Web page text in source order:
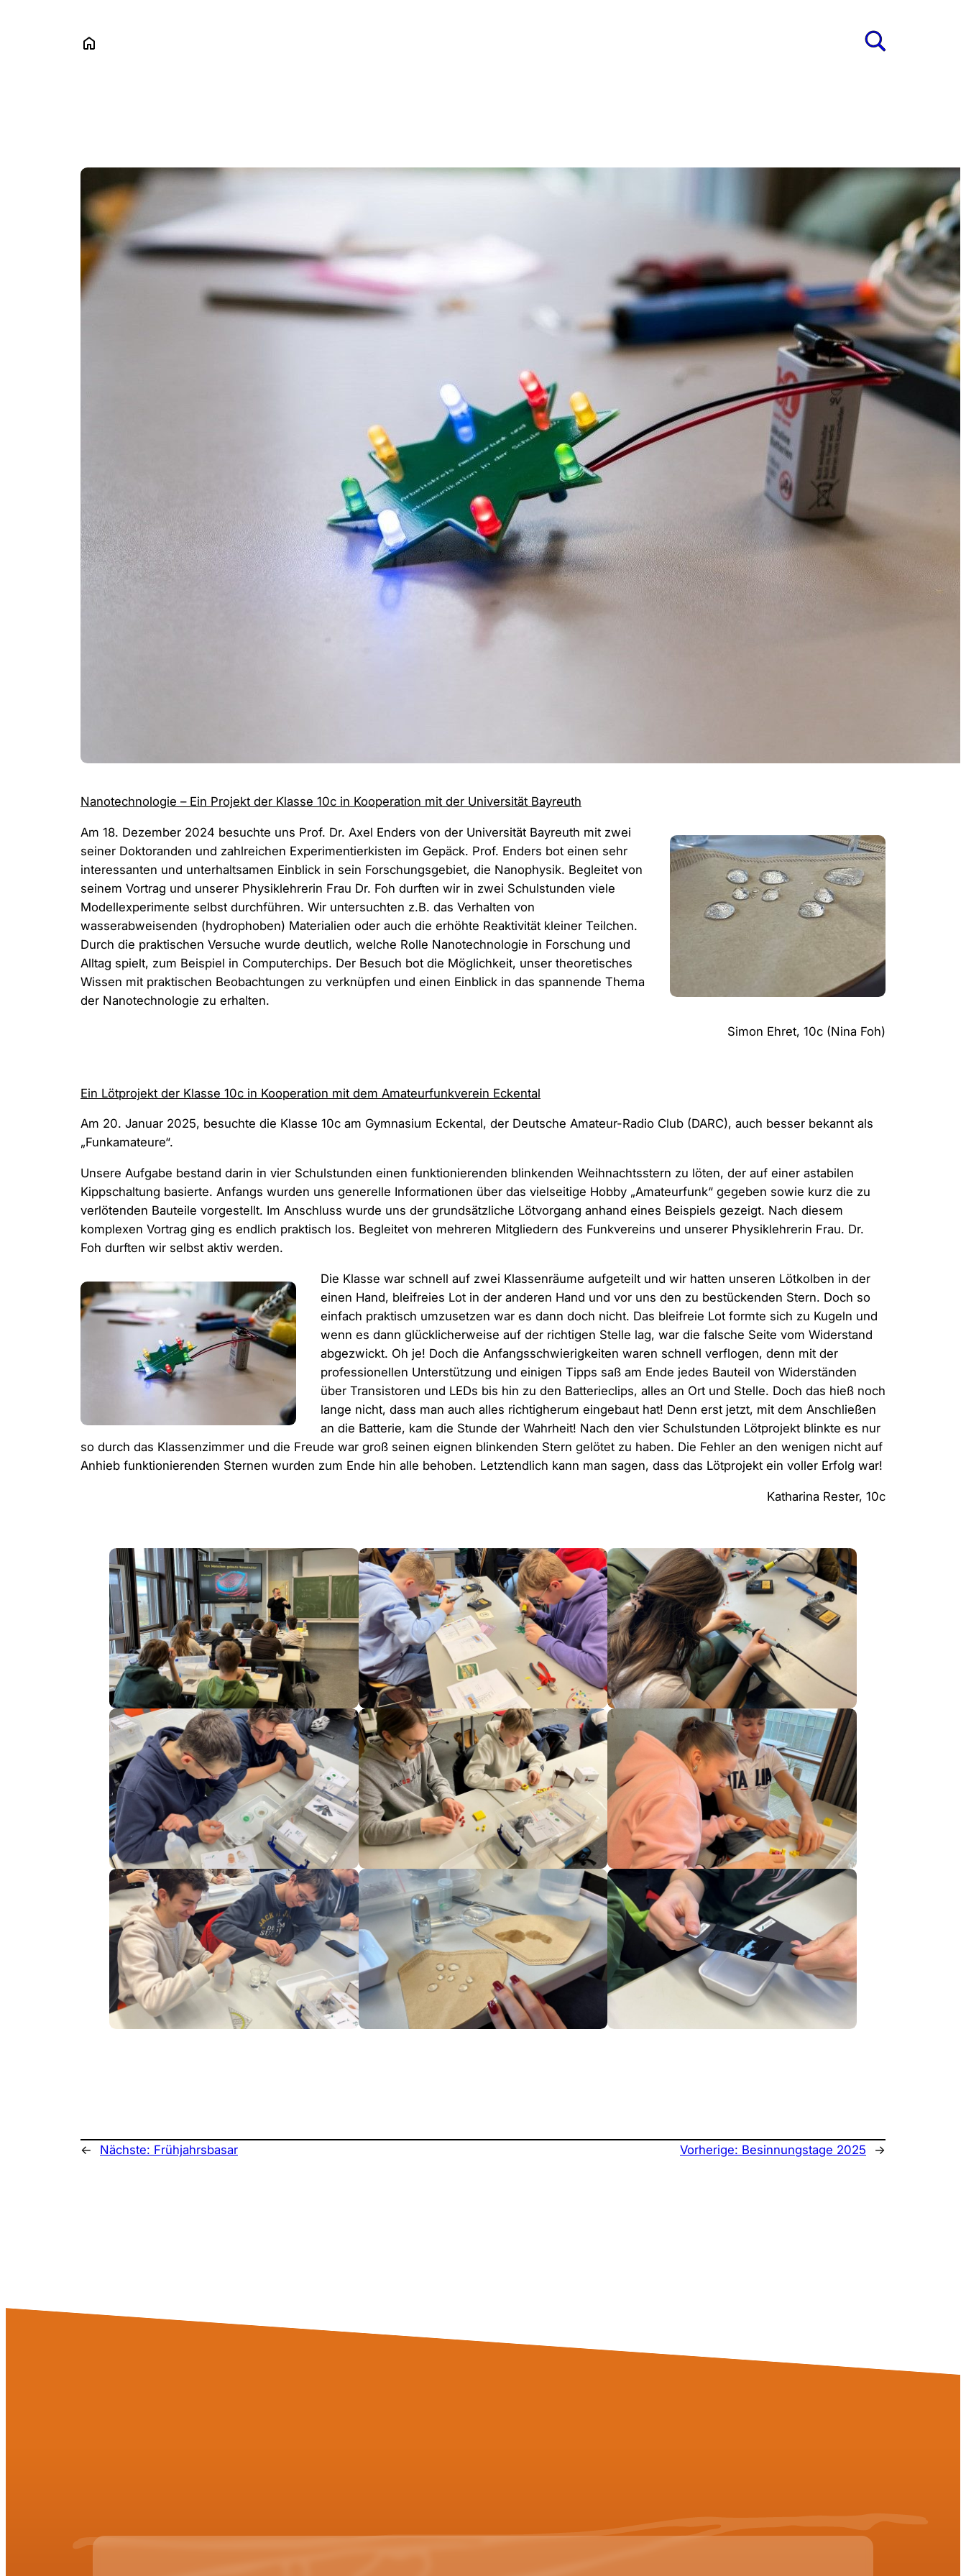
PHYSIKALISCHE PROJEKTE
IN DER KLASSE 10C
FACHSCHAFT PHYSIK
Nanotechnologie – Ein Projekt der Klasse 10c in Kooperation mit der Universität Bayreuth
Am 18. Dezember 2024 besuchte uns Prof. Dr. Axel Enders von der Universität Bayreuth mit zwei
seiner Doktoranden und zahlreichen Experimentierkisten im Gepäck. Prof. Enders bot einen sehr
interessanten und unterhaltsamen Einblick in sein Forschungsgebiet, die Nanophysik. Begleitet von
seinem Vortrag und unserer Physiklehrerin Frau Dr. Foh durften wir in zwei Schulstunden viele
Modellexperimente selbst durchführen. Wir untersuchten z.B. das Verhalten von
wasserabweisenden (hydrophoben) Materialien oder auch die erhöhte Reaktivität kleiner Teilchen.
Durch die praktischen Versuche wurde deutlich, welche Rolle Nanotechnologie in Forschung und
Alltag spielt, zum Beispiel in Computerchips. Der Besuch bot die Möglichkeit, unser theoretisches
Wissen mit praktischen Beobachtungen zu verknüpfen und einen Einblick in das spannende Thema
der Nanotechnologie zu erhalten.
Simon Ehret, 10c (Nina Foh)
Ein Lötprojekt der Klasse 10c in Kooperation mit dem Amateurfunkverein Eckental
Am 20. Januar 2025, besuchte die Klasse 10c am Gymnasium Eckental, der Deutsche Amateur-Radio Club (DARC), auch besser bekannt als
„Funkamateure“.
Unsere Aufgabe bestand darin in vier Schulstunden einen funktionierenden blinkenden Weihnachtsstern zu löten, der auf einer astabilen
Kippschaltung basierte. Anfangs wurden uns generelle Informationen über das vielseitige Hobby „Amateurfunk“ gegeben sowie kurz die zu
verlötenden Bauteile vorgestellt. Im Anschluss wurde uns der grundsätzliche Lötvorgang anhand eines Beispiels gezeigt. Nach diesem
komplexen Vortrag ging es endlich praktisch los. Begleitet von mehreren Mitgliedern des Funkvereins und unserer Physiklehrerin Frau. Dr.
Foh durften wir selbst aktiv werden.
Die Klasse war schnell auf zwei Klassenräume aufgeteilt und wir hatten unseren Lötkolben in der
einen Hand, bleifreies Lot in der anderen Hand und vor uns den zu bestückenden Stern. Doch so
einfach praktisch umzusetzen war es dann doch nicht. Das bleifreie Lot formte sich zu Kugeln und
wenn es dann glücklicherweise auf der richtigen Stelle lag, war die falsche Seite vom Widerstand
abgezwickt. Oh je! Doch die Anfangsschwierigkeiten waren schnell verflogen, denn mit der
professionellen Unterstützung und einigen Tipps saß am Ende jedes Bauteil von Widerständen
über Transistoren und LEDs bis hin zu den Batterieclips, alles an Ort und Stelle. Doch das hieß noch
lange nicht, dass man auch alles richtigherum eingebaut hat! Denn erst jetzt, mit dem Anschließen
an die Batterie, kam die Stunde der Wahrheit! Nach den vier Schulstunden Lötprojekt blinkte es nur
so durch das Klassenzimmer und die Freude war groß seinen eignen blinkenden Stern gelötet zu haben. Die Fehler an den wenigen nicht auf
Anhieb funktionierenden Sternen wurden zum Ende hin alle behoben. Letztendlich kann man sagen, dass das Lötprojekt ein voller Erfolg war!
Katharina Rester, 10c
← Nächste: Frühjahrsbasar Vorherige: Besinnungstage 2025 →